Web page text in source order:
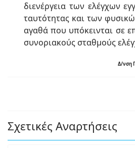
διενέργεια των ελέγχων
ταυτότητας και των
αγαθά που υπόκεινται σε
συνοριακούς σταθμούς
Δ/νση
Σχετικές Αναρτήσεις